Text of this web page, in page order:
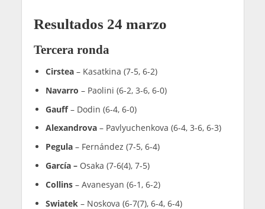
Resultados 24 marzo
Tercera ronda
Cirstea – Kasatkina (7-5, 6-2)
Navarro – Paolini (6-2, 3-6, 6-0)
Gauff– Dodin (6-4, 6-0)
Alexandrova – Pavlyuchenkova (6-4, 3-6, 6-3)
Pegula – Fernández (7-5, 6-4)
García – Osaka (7-6(4), 7-5)
Collins – Avanesyan (6-1, 6-2)
Swiatek – Noskova (6-7(7), 6-4, 6-4)